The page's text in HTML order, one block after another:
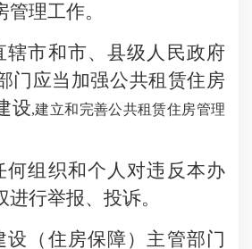
理工作。
市和市、县级人民政府
门应当加强公共租赁住房
设,建立和完善公共租赁住房管理
组织和个人对违反本办
行举报、投诉。
设（住房保障）主管部门